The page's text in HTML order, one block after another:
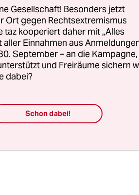
Militär
1954
Gesellschaft! Besonders jetzt
Ort gegen Rechtsextremismus
taz kooperiert daher mit „Alles
Einnahmen aus
September – an die Kampagne,
und Freiräume sichern
dabei?
Schon dabei!